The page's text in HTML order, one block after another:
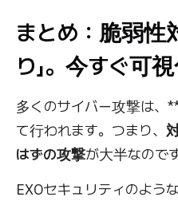
まとめ：脆弱性
り」。今すぐ可
多くのサイバー攻撃は、
て行われます。つまり、
はずの攻撃が大半なのです
EXOセキュリティのよう